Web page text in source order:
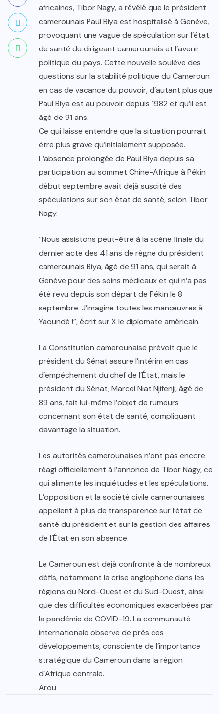
africaines, Tibor Nagy, a révélé que le président
camerounais Paul Biya est hospitalisé à Genève,
provoquant une vague de spéculation sur l’état
de santé du dirigeant camerounais et l’avenir
politique du pays. Cette nouvelle soulève des
questions sur la stabilité politique du Cameroun
en cas de vacance du pouvoir, d’autant plus que
Paul Biya est au pouvoir depuis 1982 et qu’il est
âgé de 91 ans.
Ce qui laisse entendre que la situation pourrait
être plus grave qu’initialement supposée.
L’absence prolongée de Paul Biya depuis sa
participation au sommet Chine-Afrique à Pékin
début septembre avait déjà suscité des
spéculations sur son état de santé, selon Tibor
Nagy.
“Nous assistons peut-être à la scène finale du
dernier acte des 41 ans de règne du président
camerounais Biya, âgé de 91 ans, qui serait à
Genève pour des soins médicaux et qui n’a pas
été revu depuis son départ de Pékin le 8
septembre. J’imagine toutes les manœuvres à
Yaoundé !”, écrit sur X le diplomate américain.
La Constitution camerounaise prévoit que le
président du Sénat assure l’intérim en cas
d’empêchement du chef de l’État, mais le
président du Sénat, Marcel Niat Njifenji, âgé de
89 ans, fait lui-même l’objet de rumeurs
concernant son état de santé, compliquant
davantage la situation.
Les autorités camerounaises n’ont pas encore
réagi officiellement à l’annonce de Tibor Nagy, ce
qui alimente les inquiétudes et les spéculations.
L’opposition et la société civile camerounaises
appellent à plus de transparence sur l’état de
santé du président et sur la gestion des affaires
de l’État en son absence.
Le Cameroun est déjà confronté à de nombreux
défis, notamment la crise anglophone dans les
régions du Nord-Ouest et du Sud-Ouest, ainsi
que des difficultés économiques exacerbées par
la pandémie de COVID-19. La communauté
internationale observe de près ces
développements, consciente de l’importance
stratégique du Cameroun dans la région
d’Afrique centrale.
Arou